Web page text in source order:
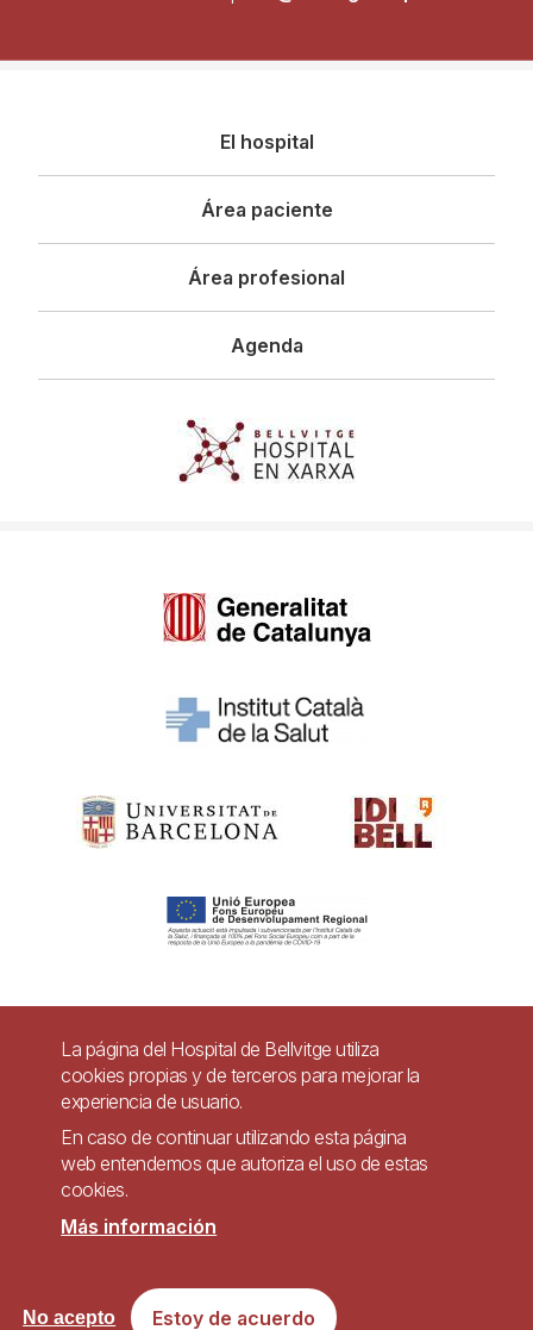
principal
El hospital
Área paciente
Área profesional
Agenda
Pie
página
Contacto
Accesibilidad
Política de Privacidad de Sistemas de Videovigilancia
Sitio web accesible de conformidad con el Real Decreto 1112/2018, de 7 de
septiembre, sobre accesibilidad de los sitios web y aplicaciones para
La página del Hospital de Bellvitge utiliza
cookies propias y de terceros para mejorar la
experiencia de usuario.
En caso de continuar utilizando esta página
web entendemos que autoriza el uso de estas
cookies.
Más información
Estoy de acuerdo
No acepto